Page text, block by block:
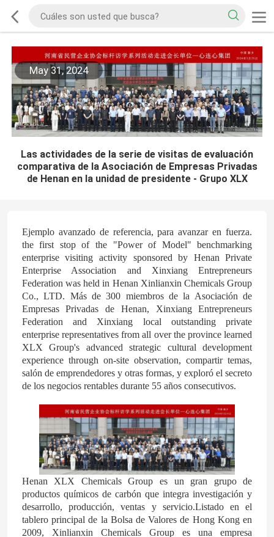
May 31, 2024
Las actividades de la serie de visitas de evaluación
comparativa de la Asociación de Empresas Privadas
de Henan en la unidad de presidente - Grupo XLX
Ejemplo avanzado de referencia, para avanzar en fuerza.
the first stop of the "Power of Model" benchmarking
enterprise visiting activity sponsored by Henan Private
Enterprise Association and Xinxiang Entrepreneurs
Federation was held in Henan Xinlianxin Chemicals Group
Co., LTD. Más de 300 miembros de la Asociación de
Empresas Privadas de Henan, Xinxiang Entrepreneurs
Federation and Xinxiang local outstanding private
enterprise representatives from all over the province learned
XLX Group's advanced strategic cultural development
experience through on-site observation, compartir temas,
salón de emprendedores y otras formas, y exploró el secreto
de los negocios rentables durante 55 años consecutivos.
Henan XLX Chemicals Group es un gran grupo de
productos químicos de carbón que integra investigación y
desarrollo, producción, ventas y servicio.Listado en el
tablero principal de la Bolsa de Valores de Hong Kong en
2009, Xinlianxin Chemicals Group es una empresa